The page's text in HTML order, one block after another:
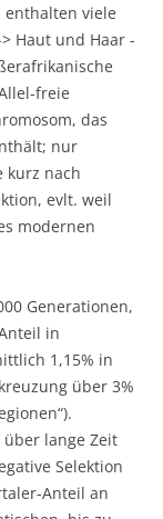
enthalten viele
Haut und Haar -
freie
das
nur
kurz nach
evlt. weil
modernen
Generationen,
in
1,15% in
über 3%
lange Zeit
Selektion
Anteil an